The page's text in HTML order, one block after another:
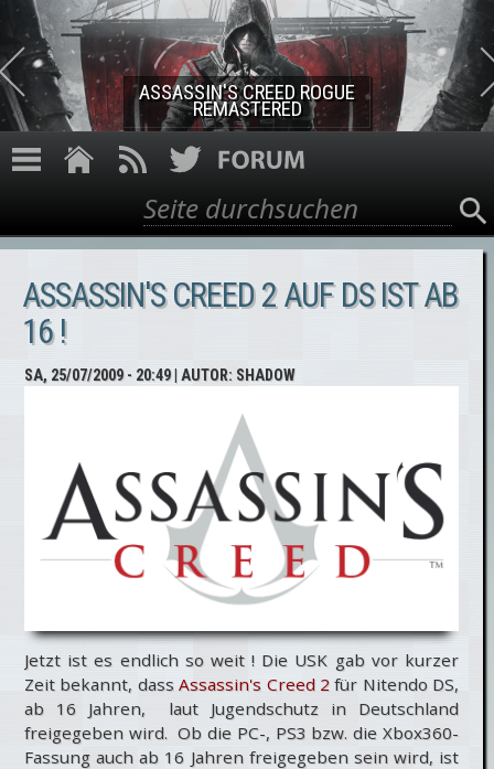
Direkt zum Inhalt
ASSASSIN'S CREED ROGUE
REMASTERED
Suchformular
Suche
ASSASSIN'S CREED 2 AUF DS IST AB
16 !
SA, 25/07/2009 - 20:49| AUTOR: SHADOW
Jetzt ist es endlich so weit ! Die USK gab vor kurzer
Zeit bekannt, dassAssassin's Creed 2für Nitendo DS,
ab 16 Jahren, laut Jugendschutz in Deutschland
freigegeben wird. Ob die PC-, PS3 bzw. die Xbox360-
Fassung auch ab 16 Jahren freigegeben sein wird, ist